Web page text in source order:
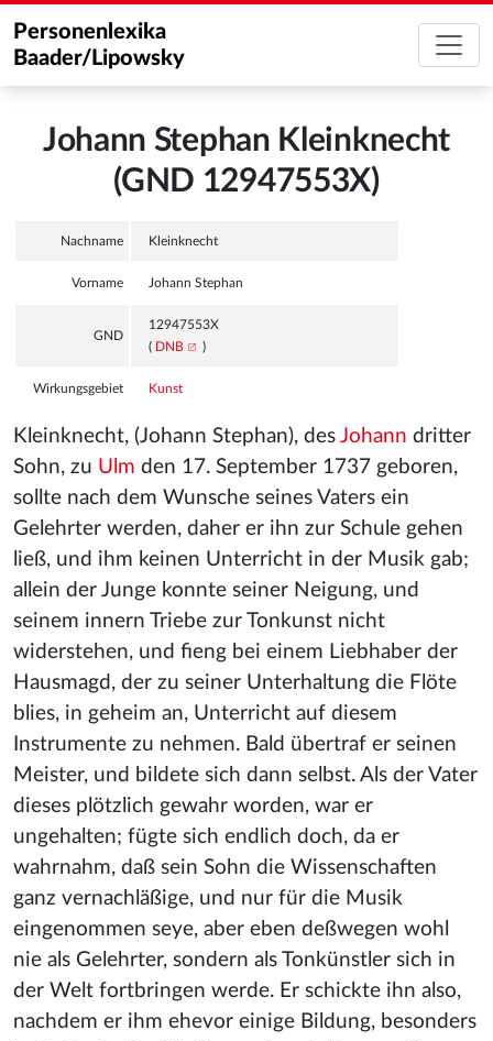
Personenlexika
Baader/Lipowsky
Johann Stephan Kleinknecht
(GND 12947553X)
Nachname Kleinknecht
Vorname Johann Stephan
GND
12947553X
( DNB )
Wirkungsgebiet Kunst
Kleinknecht, (Johann Stephan), des Johann dritter
Sohn, zu Ulm den 17. September 1737 geboren,
sollte nach dem Wunsche seines Vaters ein
Gelehrter werden, daher er ihn zur Schule gehen
ließ, und ihm keinen Unterricht in der Musik gab;
allein der Junge konnte seiner Neigung, und
seinem innern Triebe zur Tonkunst nicht
widerstehen, und fieng bei einem Liebhaber der
Hausmagd, der zu seiner Unterhaltung die Flöte
blies, in geheim an, Unterricht auf diesem
Instrumente zu nehmen. Bald übertraf er seinen
Meister, und bildete sich dann selbst. Als der Vater
dieses plötzlich gewahr worden, war er
ungehalten; fügte sich endlich doch, da er
wahrnahm, daß sein Sohn die Wissenschaften
ganz vernachläßige, und nur für die Musik
eingenommen seye, aber eben deßwegen wohl
nie als Gelehrter, sondern als Tonkünstler sich in
der Welt fortbringen werde. Er schickte ihn also,
nachdem er ihm ehevor einige Bildung, besonders